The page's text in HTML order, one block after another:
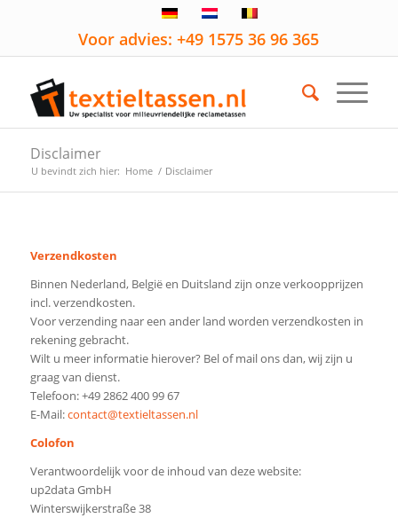
Voor advies: +49 1575 36 96 365
Disclaimer
U bevindt zich hier: Home / Disclaimer
Verzendkosten
Binnen Nederland, België en Duitsland zijn onze verkoopprijzen
incl. verzendkosten.
Voor verzending naar een ander land worden verzendkosten in
rekening gebracht.
Wilt u meer informatie hierover? Bel of mail ons dan, wij zijn u
graag van dienst.
Telefoon: +49 2862 400 99 67
E-Mail:contact@textieltassen.nl
Colofon
Verantwoordelijk voor de inhoud van deze website:
up2data GmbH
Winterswijkerstraße 38